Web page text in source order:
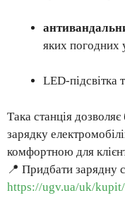
яких погодних
LED-підсвітка
Така станція
зарядку
комфортною для
📍 Придбати зарядну
https://ugv.ua/uk/kupit/